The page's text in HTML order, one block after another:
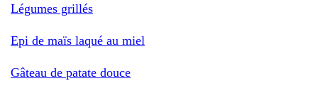
Légumes grillés
Epi de maïs laqué au miel
Gâteau de patate douce